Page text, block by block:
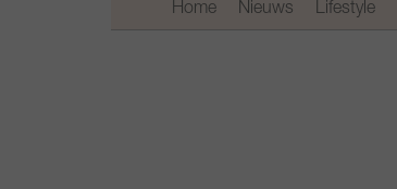
Home Nieuws Lifestyle